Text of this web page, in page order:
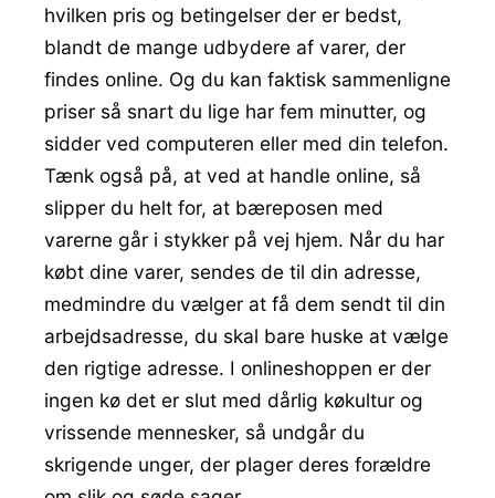
hvilken pris og betingelser der er bedst,
blandt de mange udbydere af varer, der
findes online. Og du kan faktisk sammenligne
priser så snart du lige har fem minutter, og
sidder ved computeren eller med din telefon.
Tænk også på, at ved at handle online, så
slipper du helt for, at bæreposen med
varerne går i stykker på vej hjem. Når du har
købt dine varer, sendes de til din adresse,
medmindre du vælger at få dem sendt til din
arbejdsadresse, du skal bare huske at vælge
den rigtige adresse. I onlineshoppen er der
ingen kø det er slut med dårlig køkultur og
vrissende mennesker, så undgår du
skrigende unger, der plager deres forældre